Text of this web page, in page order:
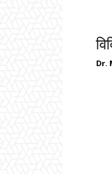
Dr.